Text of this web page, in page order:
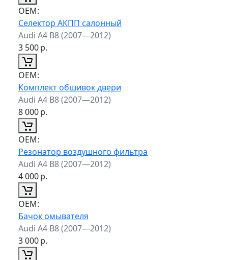
ОЕМ:
Селектор АКПП салонный
Audi A4 B8 (2007—2012)
3 500р.
ОЕМ:
Комплект обшивок двери
Audi A4 B8 (2007—2012)
8 000р.
ОЕМ:
Резонатор воздушного фильтра
Audi A4 B8 (2007—2012)
4 000р.
ОЕМ:
Бачок омывателя
Audi A4 B8 (2007—2012)
3 000р.